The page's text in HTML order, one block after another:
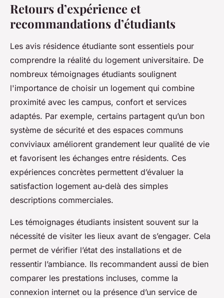
Retours d’expérience et
recommandations d’étudiants
Les avis résidence étudiante sont essentiels pour
comprendre la réalité du logement universitaire. De
nombreux témoignages étudiants soulignent
l'importance de choisir un logement qui combine
proximité avec les campus, confort et services
adaptés. Par exemple, certains partagent qu’un bon
système de sécurité et des espaces communs
conviviaux améliorent grandement leur qualité de vie
et favorisent les échanges entre résidents. Ces
expériences concrètes permettent d’évaluer la
satisfaction logement au-delà des simples
descriptions commerciales.
Les témoignages étudiants insistent souvent sur la
nécessité de visiter les lieux avant de s’engager. Cela
permet de vérifier l’état des installations et de
ressentir l’ambiance. Ils recommandent aussi de bien
comparer les prestations incluses, comme la
connexion internet ou la présence d’un service de